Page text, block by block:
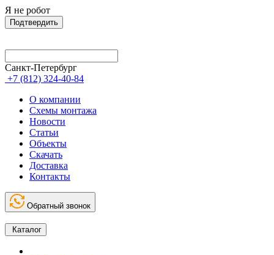
Я не робот
Подтвердить
Санкт-Петербург
+7 (812) 324-40-84
О компании
Схемы монтажа
Новости
Статьи
Объекты
Скачать
Доставка
Контакты
Обратный звонок
Каталог